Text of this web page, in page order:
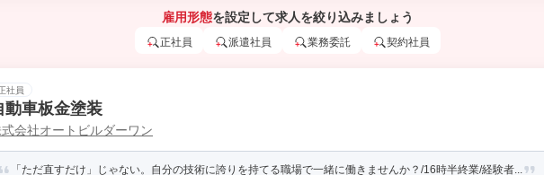
雇用形態を設定して求人を絞り込みましょう
正社員 派遣社員 業務委託 契約社員
社員
動車板金塗装
会社オートビルダーワン
「ただ直すだけ」じゃない。自分の技術に誇りを持てる職場で一緒に働きませんか？/16時半終業/経験者...